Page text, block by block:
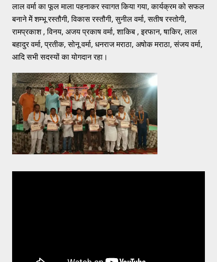
लाल वर्मा का फूल माला पहनाकर स्वागत किया गया, कार्यक्रम को सफल
बनाने मेें शम्भू रस्तौगी, विकास रस्तौगी, सुनील वर्मा, सतीष रस्तोगी,
रामप्रकाश , विनय, अजय प्रकाष वर्मा, शाकिब , इरफान, षाकिर, लाल
बहादुर वर्मा, प्रतीक, सोनू वर्मा, धनराज मराठा, अषोक मराठा, संजय वर्मा,
आदि सभी सदस्यों का योगदान रहा।